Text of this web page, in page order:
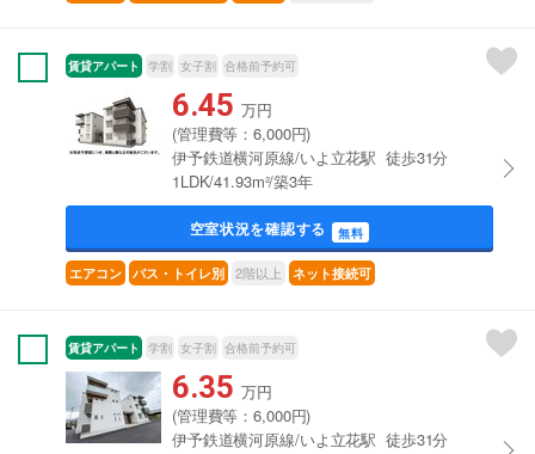
賃貸アパート 学割 女子割 合格前予約可
6.45 万円
(管理費等：6,000円)
伊予鉄道横河原線/いよ立花駅 徒歩31分
1LDK/41.93m²/築3年
空室状況を確認する 無料
エアコン バス・トイレ別 2階以上 ネット接続可
賃貸アパート 学割 女子割 合格前予約可
6.35 万円
(管理費等：6,000円)
伊予鉄道横河原線/いよ立花駅 徒歩31分